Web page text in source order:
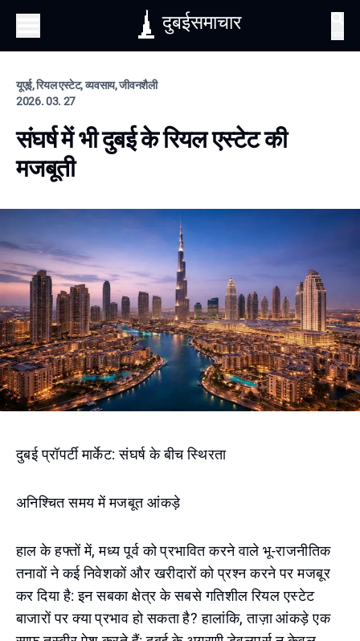
दुबईसमाचार
यूएई, रियल एस्टेट, व्यवसाय, जीवनशैली
2026. 03. 27
संघर्ष में भी दुबई के रियल एस्टेट की
मजबूती
दुबई प्रॉपर्टी मार्केट: संघर्ष के बीच स्थिरता
अनिश्चित समय में मजबूत आंकड़े
हाल के हफ्तों में, मध्य पूर्व को प्रभावित करने वाले भू-राजनीतिक
तनावों ने कई निवेशकों और खरीदारों को प्रश्न करने पर मजबूर
कर दिया है: इन सबका क्षेत्र के सबसे गतिशील रियल एस्टेट
बाजारों पर क्या प्रभाव हो सकता है? हालांकि, ताज़ा आंकड़े एक